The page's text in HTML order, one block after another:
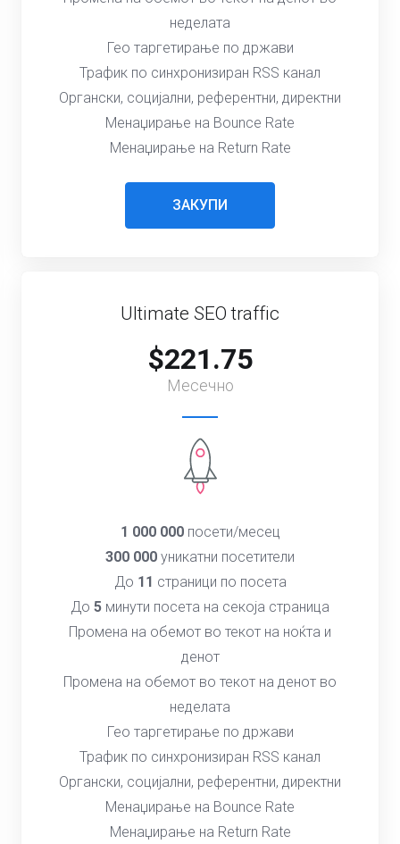
неделата
Гео таргетирање по држави
Трафик по синхронизиран RSS канал
Органски, социјални, референтни, директни
Менаџирање на Bounce Rate
Менаџирање на Return Rate
ЗАКУПИ
Ultimate SEO traffic
$221.75
Месечно
1 000 000посети/месец
300 000 уникатни посетители
До 11 страници по посета
До 5 минути посета на секоја страница
Промена на обемот во текот на ноќта и
денот
Промена на обемот во текот на денот во
неделата
Гео таргетирање по држави
Трафик по синхронизиран RSS канал
Органски, социјални, референтни, директни
Менаџирање на Bounce Rate
Менаџирање на Return Rate